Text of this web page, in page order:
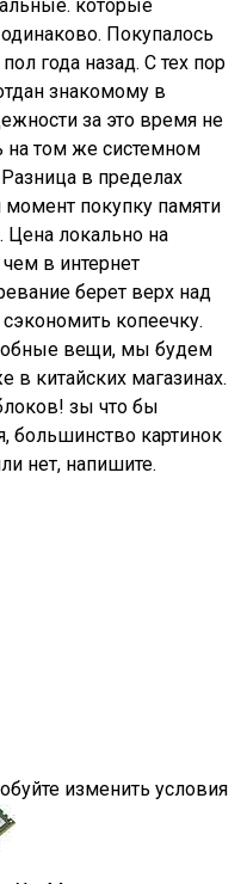
которые
Покупалось
года назад. С тех пор
знакомому в
за это время не
на том же системном
в пределах
покупку памяти
Цена локально на
в интернет
берет верх над
копеечку.
вещи, мы будем
в китайских магазинах.
зы что бы
картинок
нет, напишите.
изменить условия